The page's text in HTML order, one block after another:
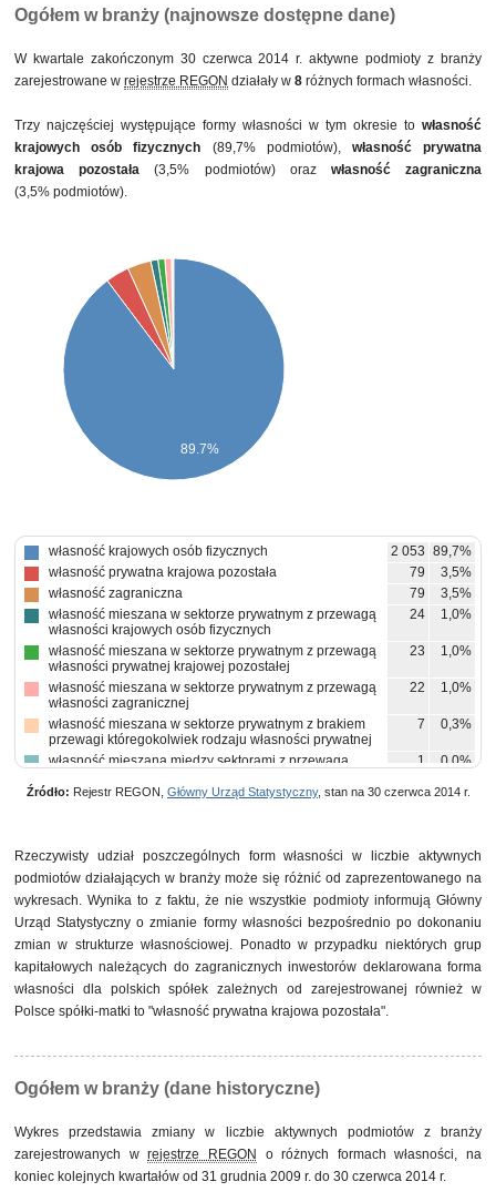
Ogółem w branży (najnowsze dostępne dane)
W kwartale zakończonym 30 czerwca 2014 r. aktywne podmioty z branży
zarejestrowane w rejestrze REGON działały w 8 różnych formach własności.
Trzy najczęściej występujące formy własności w tym okresie to własność
krajowych osób fizycznych (89,7% podmiotów), własność prywatna
krajowa pozostała (3,5% podmiotów) oraz własność zagraniczna
(3,5% podmiotów).
89.7%
własność krajowych osób fizycznych 2 053 89,7%
własność prywatna krajowa pozostała
79
3,5%
własność zagraniczna
79
3,5%
własność mieszana w sektorze prywatnym z przewagą
własności krajowych osób fizycznych
24 1,0%
własność mieszana w sektorze prywatnym z przewagą
własności prywatnej krajowej pozostałej
23 1,0%
własność mieszana w sektorze prywatnym z przewagą
własności zagranicznej
22 1,0%
własność mieszana w sektorze prywatnym z brakiem
przewagi któregokolwiek rodzaju własności prywatnej
7 0,3%
własność mieszana między sektorami z przewagą
własności zagranicznej
1 0,0%
Źródło: Rejestr REGON, Główny Urząd Statystyczny, stan na 30 czerwca 2014 r.
Rzeczywisty udział poszczególnych form własności w liczbie aktywnych
podmiotów działających w branży może się różnić od zaprezentowanego na
wykresach. Wynika to z faktu, że nie wszystkie podmioty informują Główny
Urząd Statystyczny o zmianie formy własności bezpośrednio po dokonaniu
zmian w strukturze własnościowej. Ponadto w przypadku niektórych grup
kapitałowych należących do zagranicznych inwestorów deklarowana forma
własności dla polskich spółek zależnych od zarejestrowanej również w
Polsce spółki-matki to "własność prywatna krajowa pozostała".
Ogółem w branży (dane historyczne)
Wykres przedstawia zmiany w liczbie aktywnych podmiotów z branży
zarejestrowanych wrejestrze REGON
o różnych formach własności, na
koniec kolejnych kwartałów od 31 grudnia 2009 r. do 30 czerwca 2014 r.